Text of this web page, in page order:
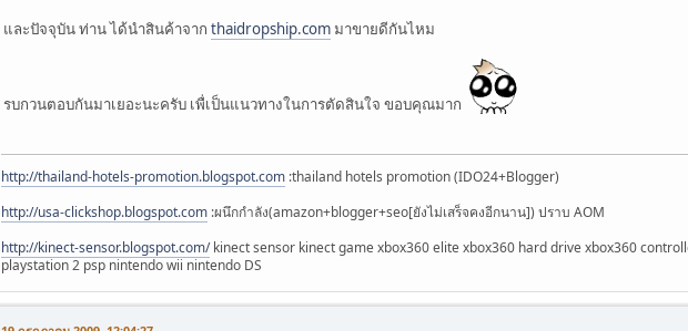
และปัจจุบัน ท่าน ได้นำสินค้าจาก thaidropship.comมาขายดีกันไหม
รบกวนตอบกันมาเยอะนะครับ เพื่เป็นแนวทางในการตัดสินใจ ขอบคุณมาก
http://thailand-hotels-promotion.blogspot.com :thailand hotels promotion (IDO24+Blogger)
http://usa-clickshop.blogspot.com :ผนึกกำลัง(amazon+blogger+seo[ยังไม่เสร็จคงอีกนาน]) ปราบ AOM
http://kinect-sensor.blogspot.com/kinect sensor kinect game xbox360 elite xbox360 hard drive xbox360
playstation 2 psp nintendo wii nintendo DS